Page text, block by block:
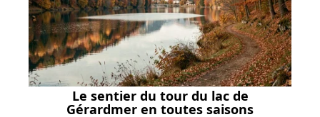
Le sentier du tour du lac de
Gérardmer en toutes saisons